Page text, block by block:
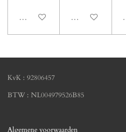
Bekijk details Bekijk details
KvK : 92806457
BTW : NL004979526B85
Algemene voorwaarden